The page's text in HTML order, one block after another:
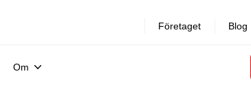
Om
Företaget Blog